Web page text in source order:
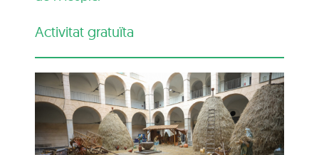
Activitat gratuïta